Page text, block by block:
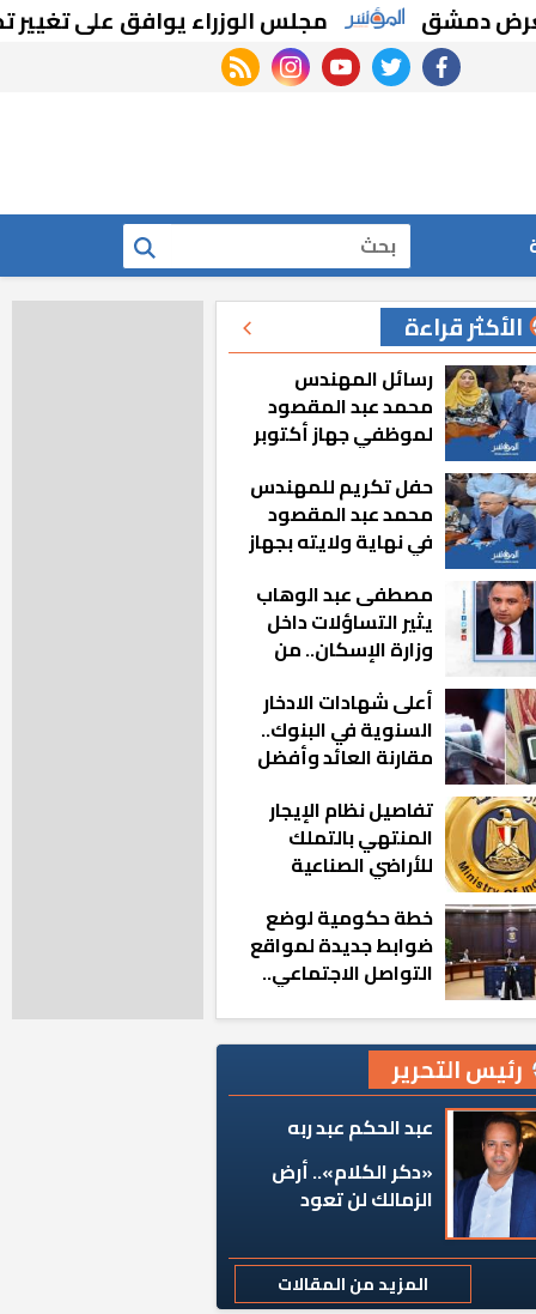
مجلس الوزراء يوافق على تغيير
facebook
twitter
youtube
instagram
rss feed
بحث
الأكثر قراءة
رسائل المهندس
محمد عبد المقصود
لموظفي جهاز أكتوبر
مشيت والمدينة
رجعت للخلف»
حفل تكريم للمهندس
محمد عبد المقصود
في نهاية ولايته بجهاز
مصطفى عبد الوهاب
يثير التساؤلات داخل
وزارة الإسكان.. من
المناصب؟
أعلى شهادات الادخار
السنوية في البنوك..
مقارنة العائد وأفضل
تفاصيل نظام الإيجار
المنتهي بالتملك
للأراضي الصناعية
خطة حكومية لوضع
ضوابط جديدة لمواقع
التواصل الاجتماعي..
رئيس التحرير
عبد الحكم عبد ربه
«دكر الكلام».. أرض
الزمالك لن تعود
المزيد من المقالات